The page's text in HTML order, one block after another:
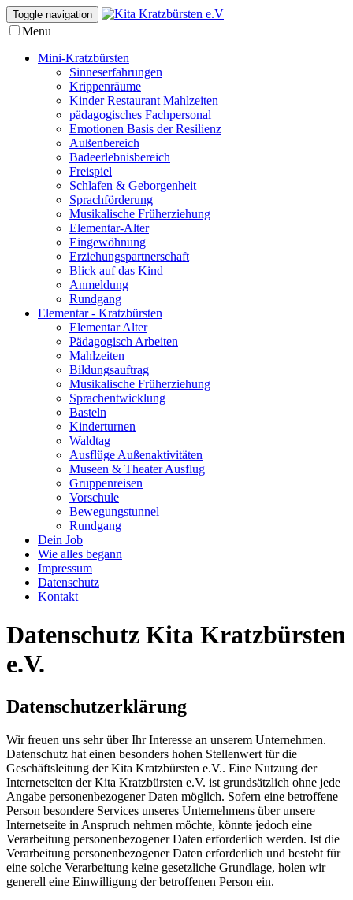
Toggle navigation
Menu
Mini-Kratzbürsten
Sinneserfahrungen
Krippenräume
Kinder Restaurant Mahlzeiten
pädagogisches Fachpersonal
Emotionen Basis der Resilienz
Außenbereich
Badeerlebnisbereich
Freispiel
Schlafen & Geborgenheit
Sprachförderung
Musikalische Früherziehung
Elementar-Alter
Eingewöhnung
Erziehungspartnerschaft
Blick auf das Kind
Anmeldung
Rundgang
Elementar - Kratzbürsten
Elementar Alter
Pädagogisch Arbeiten
Mahlzeiten
Bildungsauftrag
Musikalische Früherziehung
Sprachentwicklung
Basteln
Kinderturnen
Waldtag
Ausflüge Außenaktivitäten
Museen & Theater Ausflug
Gruppenreisen
Vorschule
Bewegungstunnel
Rundgang
Dein Job
Wie alles begann
Impressum
Datenschutz
Kontakt
Datenschutz Kita Kratzbürsten
e.V.
Datenschutzerklärung
Wir freuen uns sehr über Ihr Interesse an unserem Unternehmen.
Datenschutz hat einen besonders hohen Stellenwert für die
Geschäftsleitung der Kita Kratzbürsten e.V.. Eine Nutzung der
Internetseiten der Kita Kratzbürsten e.V. ist grundsätzlich ohne jede
Angabe personenbezogener Daten möglich. Sofern eine betroffene
Person besondere Services unseres Unternehmens über unsere
Internetseite in Anspruch nehmen möchte, könnte jedoch eine
Verarbeitung personenbezogener Daten erforderlich werden. Ist die
Verarbeitung personenbezogener Daten erforderlich und besteht für
eine solche Verarbeitung keine gesetzliche Grundlage, holen wir
generell eine Einwilligung der betroffenen Person ein.